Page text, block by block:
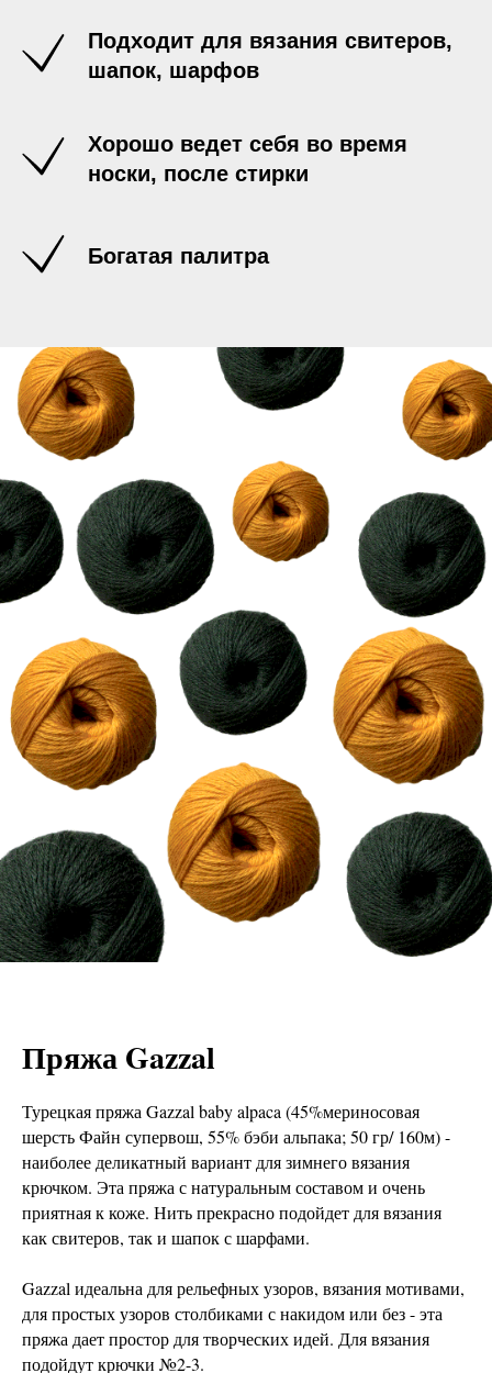
Подходит для вязания свитеров,
шапок, шарфов
Хорошо ведет себя во время
носки, после стирки
Богатая палитра
Пряжа Gazzal
Турецкая пряжа Gazzal baby alpaca (45%мериносовая
шерсть Файн супервош, 55% бэби альпака; 50 гр/ 160м) -
наиболее деликатный вариант для зимнего вязания
крючком. Эта пряжа с натуральным составом и очень
приятная к коже. Нить прекрасно подойдет для вязания
как свитеров, так и шапок с шарфами.
Gazzal идеальна для рельефных узоров, вязания мотивами,
для простых узоров столбиками с накидом или без - эта
пряжа дает простор для творческих идей. Для вязания
подойдут крючки №2-3.